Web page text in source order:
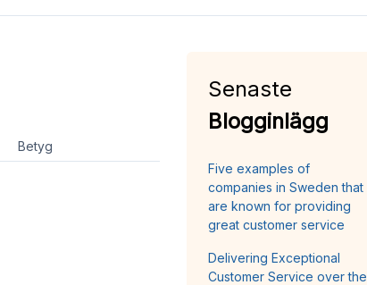
Betyg
Senaste
Blogginlägg
Five examples of
companies in Sweden that
are known for providing
great customer service
Delivering Exceptional
Customer Service over the